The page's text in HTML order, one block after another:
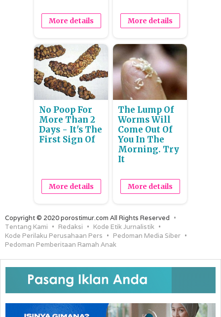
More details More details
No Poop For
More Than 2
Days - It's The
First Sign Of
More details
The Lump Of
Worms Will
Come Out Of
You In The
Morning. Try
It
More details
Copyright © 2020 porostimur.com All Rights Reserved
Tentang Kami
Redaksi
Kode Etik Jurnalistik
Kode Perilaku Perusahaan Pers
Pedoman Media Siber
Pedoman Pemberitaan Ramah Anak